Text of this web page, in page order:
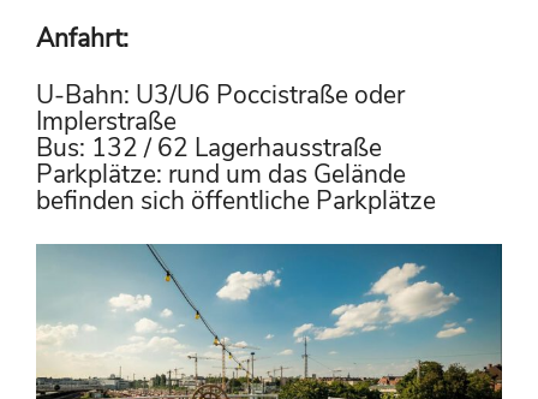
Anfahrt:
U-Bahn: U3/U6 Poccistraße oder
Implerstraße
Bus: 132 / 62 Lagerhausstraße
Parkplätze: rund um das Gelände
befinden sich öffentliche Parkplätze